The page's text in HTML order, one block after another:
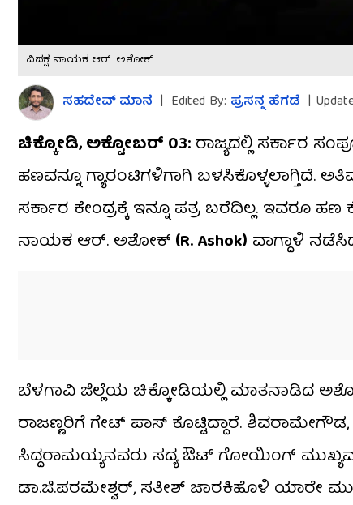
ವಿಪಕ್ಷ ನಾಯಕ ಆರ್​. ಅಶೋಕ್​
ಸಹದೇವ್​ ಮಾನೆ | Edited By: ಪ್ರಸನ್ನ ಹೆಗಡೆ |
ಚಿಕ್ಕೋಡಿ, ಅಕ್ಟೋಬರ್​ 03:ರಾಜ್ಯದಲ್ಲಿ ಸರ್ಕಾರ
ಹಣವನ್ನೂ ಗ್ಯಾರಂಟಿಗಳಿಗಾಗಿ ಬಳಸಿಕೊಳ್ಳಲಾಗ್ತಿದೆ.
ಸರ್ಕಾರ ಕೇಂದ್ರಕ್ಕೆ ಇನ್ನೂ ಪತ್ರ ಬರೆದಿಲ್ಲ. ಇವರೂ
ನಾಯಕ ಆರ್​. ಅಶೋಕ್ (R. Ashok)​ ವಾಗ್ದಾಳಿ
ಬೆಳಗಾವಿ ಜಿಲ್ಲೆಯ ಚಿಕ್ಕೋಡಿಯಲ್ಲಿ ಮಾತನಾಡಿದ
ರಾಜಣ್ಣರಿಗೆ ಗೇಟ್​ ಪಾಸ್​​ ಕೊಟ್ಟಿದ್ದಾರೆ.
ಸಿದ್ದರಾಮಯ್ಯನವರು ಸದ್ಯ ಔಟ್ ಗೋಯಿಂಗ್
ಡಾ.ಜಿ.ಪರಮೇಶ್ವರ್​, ಸತೀಶ್​ ಜಾರಕಿಹೊಳಿ ಯಾರೇ